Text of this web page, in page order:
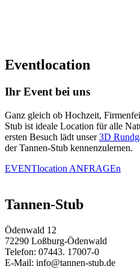
Eventlocation
Ihr Event bei uns
Ganz gleich ob Hochzeit,
Stub ist ideale Location für alle
ersten Besuch lädt unser3D
der Tannen-Stub kennenzulernen.
EVENTlocation ANFRAGEn
Tannen-Stub
Ödenwald 12
72290 Loßburg-Ödenwald
Telefon: 07443. 17007-0
E-Mail: info@tannen-stub.de